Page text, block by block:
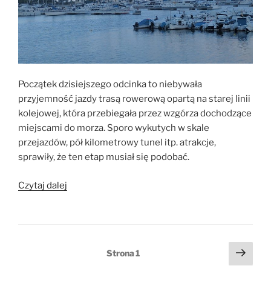
Początek dzisiejszego odcinka to niebywała
przyjemność jazdy trasą rowerową opartą na starej linii
kolejowej, która przebiegała przez wzgórza dochodzące
miejscami do morza. Sporo wykutych w skale
przejazdów, pół kilometrowy tunel itp. atrakcje,
sprawiły, że ten etap musiał się podobać.
Czytaj dalej
Strona1